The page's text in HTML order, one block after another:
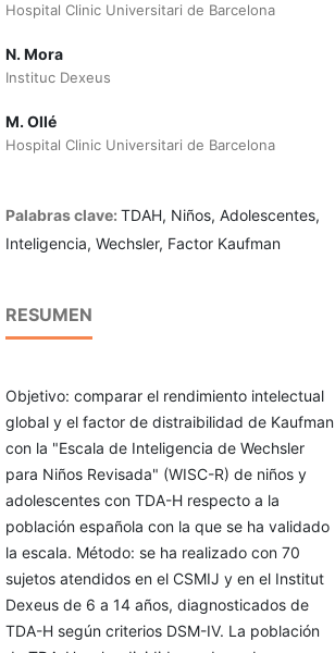
Hospital Clinic Universitari de Barcelona
N. Mora
Instituc Dexeus
M. Ollé
Hospital Clinic Universitari de Barcelona
Palabras clave: TDAH, Niños, Adolescentes,
Inteligencia, Wechsler, Factor Kaufman
RESUMEN
Objetivo: comparar el rendimiento intelectual
global y el factor de distraibilidad de Kaufman
con la "Escala de Inteligencia de Wechsler
para Niños Revisada" (WISC-R) de niños y
adolescentes con TDA-H respecto a la
población española con la que se ha validado
la escala. Método: se ha realizado con 70
sujetos atendidos en el CSMIJ y en el Institut
Dexeus de 6 a 14 años, diagnosticados de
TDA-H según criterios DSM-IV. La población